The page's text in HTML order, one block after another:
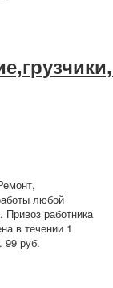
любой
работника
в течении 1
99 руб.